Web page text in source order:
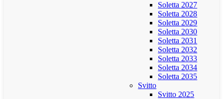
Soletta 2027
Soletta 2028
Soletta 2029
Soletta 2030
Soletta 2031
Soletta 2032
Soletta 2033
Soletta 2034
Soletta 2035
Svitto
Svitto 2025